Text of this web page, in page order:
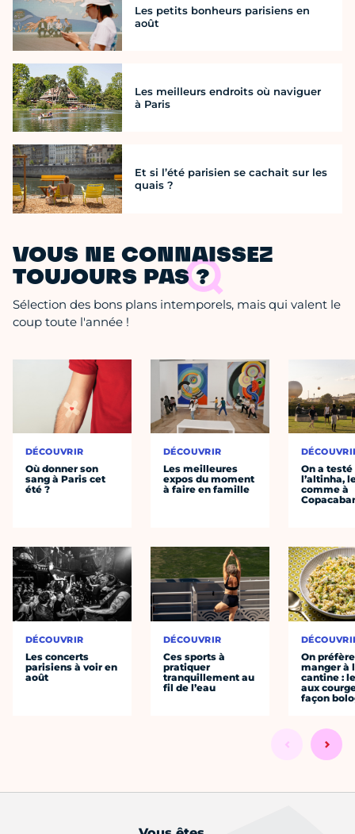
Les petits bonheurs parisiens en
août
Les meilleurs endroits où naviguer
à Paris
Et si l’été parisien se cachait sur les
quais ?
VOUS NE CONNAISSEZ
TOUJOURS PAS ?
Sélection des bons plans intemporels, mais qui valent le
coup toute l'année !
DÉCOUVRIR
Où donner son
sang à Paris cet
été ?
DÉCOUVRIR
Les concerts
parisiens à voir en
août
DÉCOUVRIR
Les meilleures
expos du moment
à faire en famille
DÉCOUVRIR
Ces sports à
pratiquer
tranquillement au
fil de l’eau
On a testé
l’altinha,
comme à
On préfère
manger à
cantine :
aux
façon